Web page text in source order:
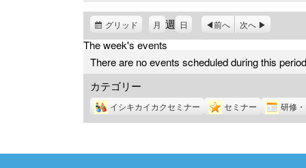
グリッド 月 週 日 前へ 次へ
The week's events
There are no events scheduled during this
カテゴリー
イシキカイカクセミナー セミナー 研修